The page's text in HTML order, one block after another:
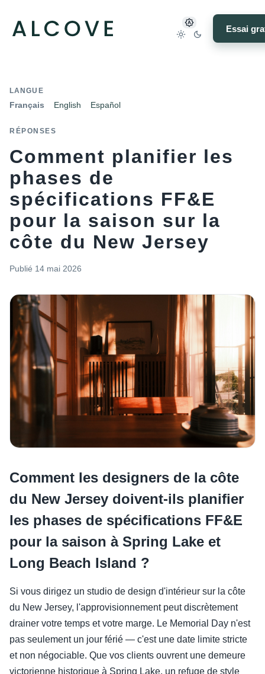
Essai
LANGUE
Français English Español
RÉPONSES
Comment planifier les
phases de
spécifications FF&E
pour la saison sur la
côte du New Jersey
Publié 14 mai 2026
Comment les designers de la côte
du New Jersey doivent-ils planifier
les phases de spécifications FF&E
pour la saison à Spring Lake et
Long Beach Island ?
Si vous dirigez un studio de design d'intérieur sur la côte
du New Jersey, l'approvisionnement peut discrètement
drainer votre temps et votre marge. Le Memorial Day n'est
pas seulement un jour férié — c'est une date limite stricte
et non négociable. Que vos clients ouvrent une demeure
victorienne historique à Spring Lake, un refuge de style